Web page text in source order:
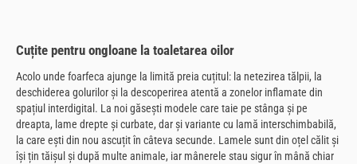
Cuțite pentru ongloane la toaletarea oilor
Acolo unde foarfeca ajunge la limită preia cuțitul: la netezirea tălpii, la
deschiderea golurilor și la descoperirea atentă a zonelor inflamate din
spațiul interdigital. La noi găsești modele care taie pe stânga și pe
dreapta, lame drepte și curbate, dar și variante cu lamă interschimbabilă,
la care ești din nou ascuțit în câteva secunde. Lamele sunt din oțel călit și
își țin tăișul și după multe animale, iar mânerele stau sigur în mână chiar